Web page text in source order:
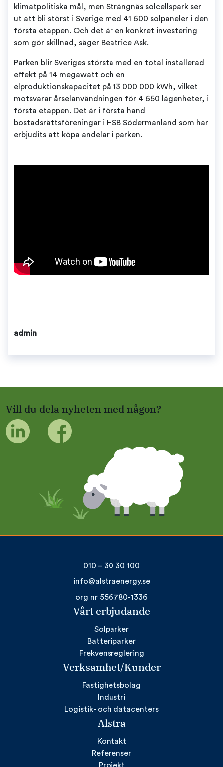
klimatpolitiska mål, men Strängnäs solcellspark ser
ut att bli störst i Sverige med 41 600 solpaneler i den
första etappen. Och det är en konkret investering
som gör skillnad, säger Beatrice Ask.
Parken blir Sveriges största med en total installerad
effekt på 14 megawatt och en
elproduktionskapacitet på 13 000 000 kWh, vilket
motsvarar årselanvändningen för 4 650 lägenheter, i
första etappen. Det är i första hand
bostadsrättsföreningar i HSB Södermanland som har
erbjudits att köpa andelar i parken.
admin
Vill du dela nyheten med någon?
010 – 30 30 100
info@alstraenergy.se
org nr 556780-1336
Vårt erbjudande
Solparker
Batteriparker
Frekvensreglering
Verksamhet/Kunder
Fastighetsbolag
Industri
Logistik- och datacenters
Alstra
Kontakt
Referenser
Projekt